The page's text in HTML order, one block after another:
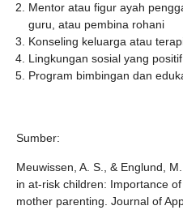
Mentor atau figur ayah
guru, atau pembina rohani
Konseling keluarga atau
Lingkungan sosial yang
Program bimbingan dan
Sumber:
Meuwissen, A. S., & Englund,
in at-risk children: Importance
mother parenting. Journal of